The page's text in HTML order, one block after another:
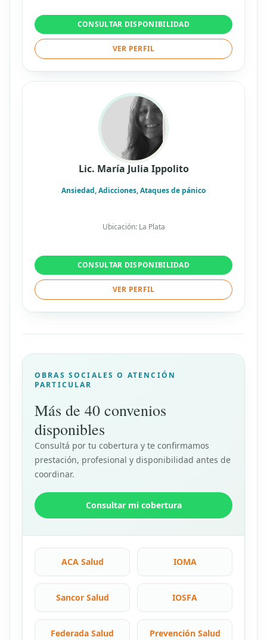
CONSULTAR DISPONIBILIDAD
VER PERFIL
Lic. María Julia Ippolito
Ansiedad, Adicciones, Ataques de pánico
Ubicación: La Plata
CONSULTAR DISPONIBILIDAD
VER PERFIL
OBRAS SOCIALES O ATENCIÓN
PARTICULAR
Más de 40 convenios
disponibles
Consultá por tu cobertura y te confirmamos
prestación, profesional y disponibilidad antes de
coordinar.
Consultar mi cobertura
ACA Salud IOMA
Sancor Salud IOSFA
Federada Salud Prevención Salud